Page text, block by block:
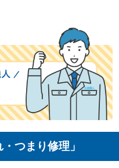
つまり修理」